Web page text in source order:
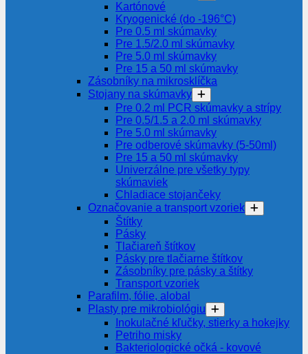
Kartónové
Kryogenické (do -196°C)
Pre 0.5 ml skúmavky
Pre 1.5/2.0 ml skúmavky
Pre 5.0 ml skúmavky
Pre 15 a 50 ml skúmavky
Zásobníky na mikrosklíčka
Stojany na skúmavky
Pre 0.2 ml PCR skúmavky a strípy
Pre 0.5/1.5 a 2.0 ml skúmavky
Pre 5.0 ml skúmavky
Pre odberové skúmavky (5-50ml)
Pre 15 a 50 ml skúmavky
Univerzálne pre všetky typy
skúmaviek
Chladiace stojančeky
Označovanie a transport vzoriek
Štítky
Pásky
Tlačiareň štítkov
Pásky pre tlačiarne štítkov
Zásobníky pre pásky a štítky
Transport vzoriek
Parafilm, fólie, alobal
Plasty pre mikrobiológiu
Inokulačné kľučky, stierky a hokejky
Petriho misky
Bakteriologické očká - kovové